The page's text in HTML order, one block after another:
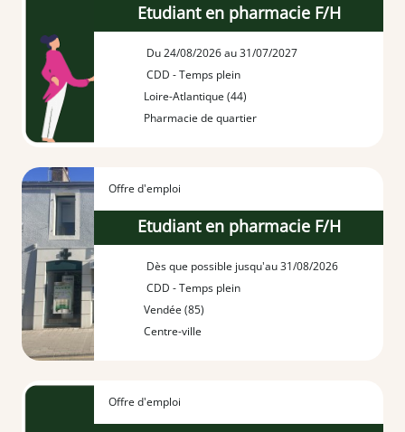
Etudiant en pharmacie F/H
Du 24/08/2026 au 31/07/2027
CDD - Temps plein
Loire-Atlantique (44)
Pharmacie de quartier
Offre d'emploi
Etudiant en pharmacie F/H
Dès que possible jusqu'au 31/08/2026
CDD - Temps plein
Vendée (85)
Centre-ville
Offre d'emploi